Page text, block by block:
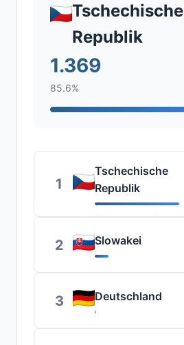
Tschechische
Republik
1.369
85.6%
1
Tschechische
Republik
2 Slowakei
3 Deutschland